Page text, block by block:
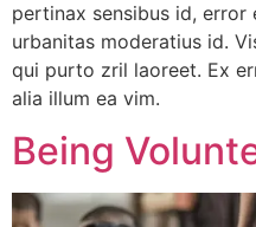
pertinax sensibus id, error
urbanitas moderatius id.
qui purto zril laoreet. Ex
alia illum ea vim.
Being